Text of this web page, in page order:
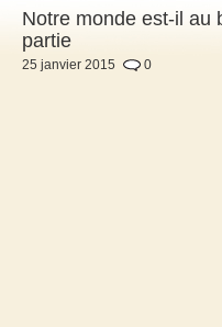
Notre monde est-il au
partie
25 janvier 2015 0